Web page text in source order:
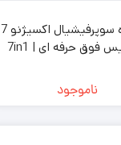
دستگاه سوپرفیشیال اکسیژنو 7
هندپیس فوق حرفه ای | 7in1
Care Professional
ناموجود